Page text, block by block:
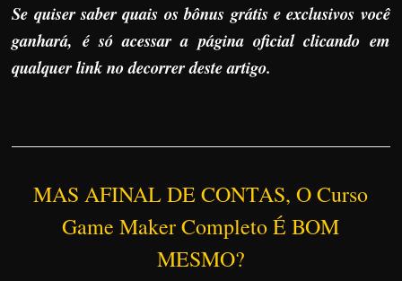
Se quiser saber quais os bônus grátis e exclusivos você
ganhará, é só acessar a página oficial clicando em
qualquer link no decorrer deste artigo.
MAS AFINAL DE CONTAS, O Curso
Game Maker Completo É BOM
MESMO?